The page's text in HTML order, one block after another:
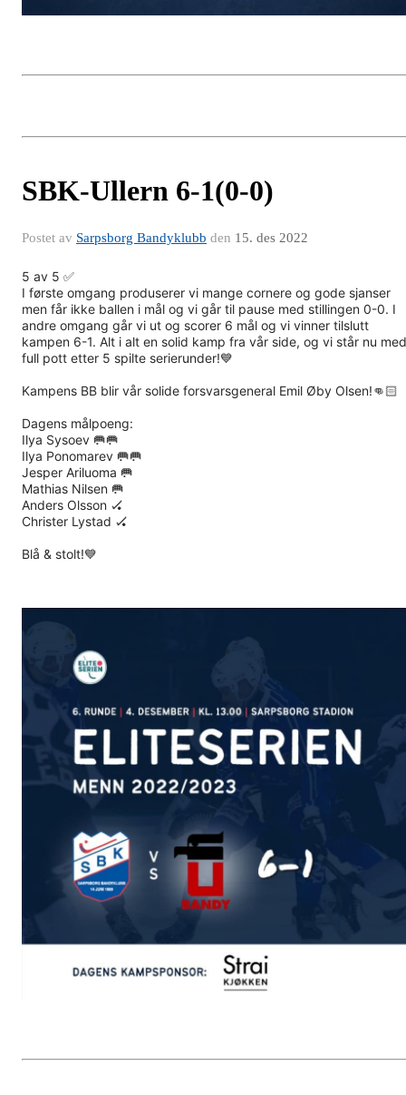
SBK-Ullern 6-1(0-0)
Postet av Sarpsborg Bandyklubb den 15. des 2022
5 av 5 ✅
I første omgang produserer vi mange cornere og gode sjanser
men får ikke ballen i mål og vi går til pause med stillingen 0-0. I
andre omgang går vi ut og scorer 6 mål og vi vinner tilslutt
kampen 6-1. Alt i alt en solid kamp fra vår side, og vi står nu med
full pott etter 5 spilte serierunder!💙
Kampens BB blir vår solide forsvarsgeneral Emil Øby Olsen!👊🏻
Dagens målpoeng:
Ilya Sysoev 🥅🥅
Ilya Ponomarev 🥅🥅
Jesper Ariluoma 🥅
Mathias Nilsen 🥅
Anders Olsson 🏑
Christer Lystad 🏑
Blå & stolt!💙